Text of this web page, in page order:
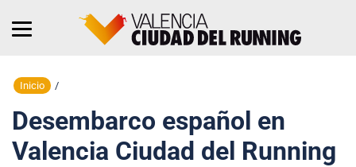
Inicio /
Desembarco español en
Valencia Ciudad del Running